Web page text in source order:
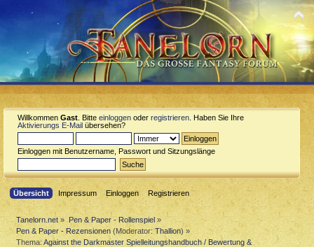
Willkommen Gast . Bitte einloggen oder registrieren . Haben Sie Ihre
Aktivierungs E-Mail übersehen?
Einloggen mit Benutzername, Passwort und Sitzungslänge
Übersicht Impressum Einloggen Registrieren
Tanelorn.net » Pen & Paper - Rollenspiel»
Pen & Paper - Rezensionen(Moderator:Thallion) »
Thema:Against the Darkmaster Spielleitungshandbuch / Bewertung &